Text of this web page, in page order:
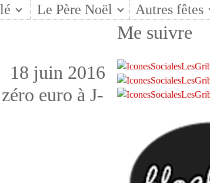
Le Père Noël Autres fêtes
18 juin 2016
euro à J-
Me suivre